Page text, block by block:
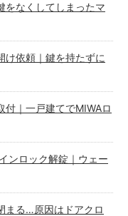
をなくしてしまったマ
け依頼｜鍵を持たずに
付｜一戸建てでMIWAロ
ンロック解錠｜ウェー
まる…原因はドアクロ